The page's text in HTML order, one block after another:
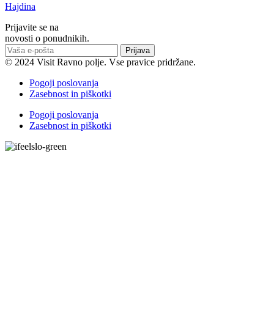
Hajdina
Prijavite se na
novosti o ponudnikih.
Prijava
© 2024 Visit Ravno polje. Vse pravice pridržane.
Pogoji poslovanja
Zasebnost in piškotki
Pogoji poslovanja
Zasebnost in piškotki